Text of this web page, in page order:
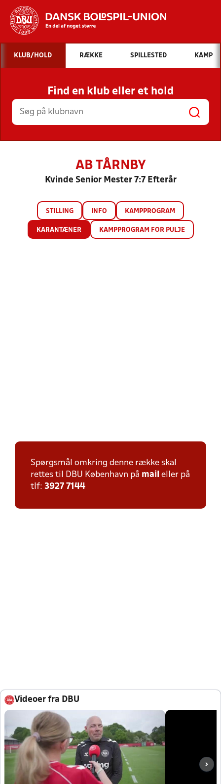
Hvad vil du søge efter?
INDHOLD OG NYHEDER
STILLINGER, RESULTATER, KLUBBER OG
HOLD
KLUB/HOLD RÆKKE SPILLESTED KAMP
Find en klub eller et hold
AB TÅRNBY
Kvinde Senior Mester 7:7 Efterår
STILLING INFO KAMPPROGRAM
KARANTÆNER KAMPPROGRAM FOR PULJE
Spørgsmål omkring denne række skal
rettes til DBU København på mail eller på
tlf: 3927 7144
Videoer fra DBU